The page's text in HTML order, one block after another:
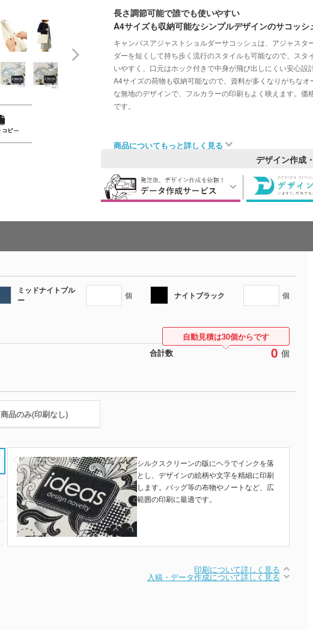
長さ調節可能で誰でも使いやすい
A4サイズも収納可能なシンプルデザインのサコッシ
キャンバスアジャストショルダーサコッシュは、アジャス
ダーを短くして持ち歩く流行のスタイルも可能なので、ス
いやすく、口元はホック付きで中身が飛び出しにくい安心設
A4サイズの荷物も収納可能なので、資料が多くなりがちな
な無地のデザインで、フルカラーの印刷もよく映えます。
です。
商品についてもっと詳しく見る
デザイン作成
ミッドナイトブル
ー
個 ナイトブラック 個
合計数 0 個
自動見積は30個からです
商品のみ(印刷なし)
シルクスクリーンの版にヘラでインクを落
とし、デザインの絵柄や文字を精細に印刷
します。バッグ等の布物やノートなど、広
範囲の印刷に最適です。
印刷について詳しく見る
入稿・データ作成について詳しく見る